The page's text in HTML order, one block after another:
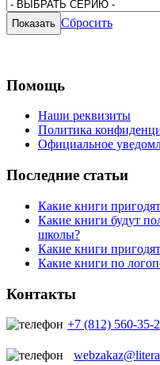
Сбросить
Помощь
Наши реквизиты
Политика
Официальное
Последние статьи
Какие книги
Какие книги будут
школы?
Какие книги
Какие книги по
Контакты
+7 (812) 560-35-